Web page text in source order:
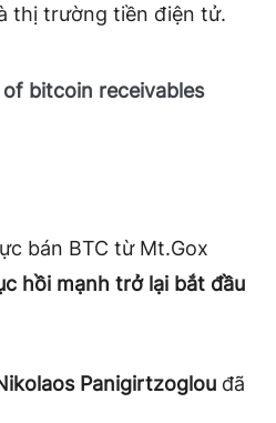
thị trường tiền điện tử.
bitcoin receivables
bán BTC từ Mt.Gox
hồi mạnh trở lại bắt đầu
Panigirtzoglou đã